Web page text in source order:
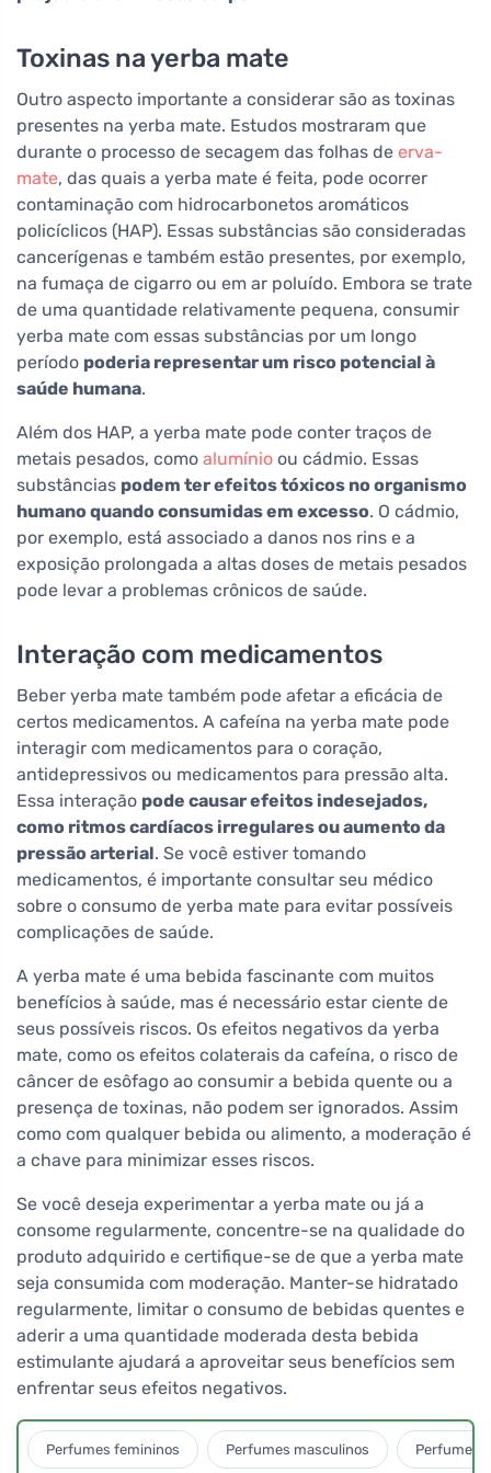
Toxinas na yerba mate
Outro aspecto importante a considerar são as toxinas
presentes na yerba mate. Estudos mostraram que
durante o processo de secagem das folhas de erva-
mate, das quais a yerba mate é feita, pode ocorrer
contaminação com hidrocarbonetos aromáticos
policíclicos (HAP). Essas substâncias são consideradas
cancerígenas e também estão presentes, por exemplo,
na fumaça de cigarro ou em ar poluído. Embora se trate
de uma quantidade relativamente pequena, consumir
yerba mate com essas substâncias por um longo
período poderia representar um risco potencial à
saúde humana.
Além dos HAP, a yerba mate pode conter traços de
metais pesados, como alumínio ou cádmio. Essas
substâncias podem ter efeitos tóxicos no organismo
humano quando consumidas em excesso. O cádmio,
por exemplo, está associado a danos nos rins e a
exposição prolongada a altas doses de metais pesados
pode levar a problemas crônicos de saúde.
Interação com medicamentos
Beber yerba mate também pode afetar a eficácia de
certos medicamentos. A cafeína na yerba mate pode
interagir com medicamentos para o coração,
antidepressivos ou medicamentos para pressão alta.
Essa interação pode causar efeitos indesejados,
como ritmos cardíacos irregulares ou aumento da
pressão arterial. Se você estiver tomando
medicamentos, é importante consultar seu médico
sobre o consumo de yerba mate para evitar possíveis
complicações de saúde.
A yerba mate é uma bebida fascinante com muitos
benefícios à saúde, mas é necessário estar ciente de
seus possíveis riscos. Os efeitos negativos da yerba
mate, como os efeitos colaterais da cafeína, o risco de
câncer de esôfago ao consumir a bebida quente ou a
presença de toxinas, não podem ser ignorados. Assim
como com qualquer bebida ou alimento, a moderação é
a chave para minimizar esses riscos.
Se você deseja experimentar a yerba mate ou já a
consome regularmente, concentre-se na qualidade do
produto adquirido e certifique-se de que a yerba mate
seja consumida com moderação. Manter-se hidratado
regularmente, limitar o consumo de bebidas quentes e
aderir a uma quantidade moderada desta bebida
estimulante ajudará a aproveitar seus benefícios sem
enfrentar seus efeitos negativos.
Perfumes femininos Perfumes masculinos Perfumes